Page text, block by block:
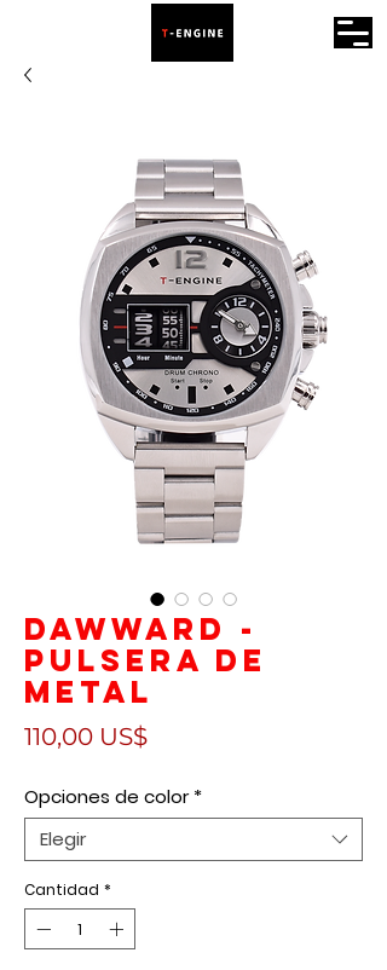
Dawward -
Pulsera de
metal
110,00 US$Precio
Opciones de color *
Elegir
Cantidad *